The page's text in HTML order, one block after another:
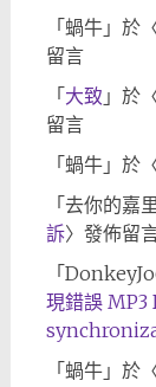
「 蝸牛」於
留言
「 大致 」於
留言
「 蝸牛」於
「 去你的嘉
訴〉發佈留
「
現錯誤
「 蝸牛」於